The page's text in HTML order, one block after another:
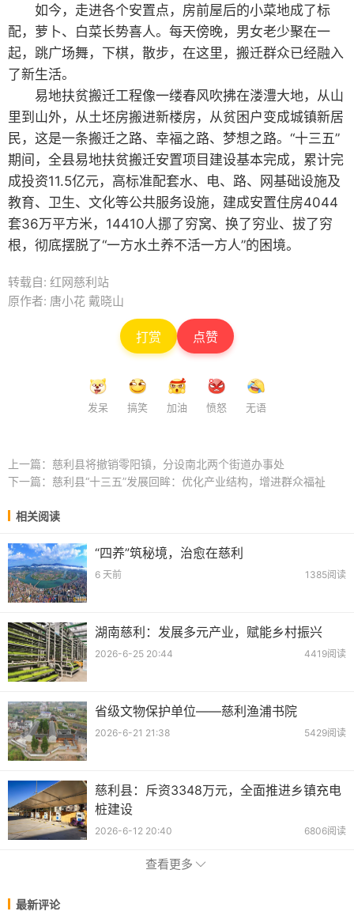
如今，走进各个安置点，房前屋后的小菜地成了标
配，萝卜、白菜长势喜人。每天傍晚，男女老少聚在一
起，跳广场舞，下棋，散步，在这里，搬迁群众已经融入
了新生活。
易地扶贫搬迁工程像一缕春风吹拂在溇澧大地，从山
里到山外，从土坯房搬进新楼房，从贫困户变成城镇新居
民，这是一条搬迁之路、幸福之路、梦想之路。“十三五”
期间，全县易地扶贫搬迁安置项目建设基本完成，累计完
成投资11.5亿元，高标准配套水、电、路、网基础设施及
教育、卫生、文化等公共服务设施，建成安置住房4044
套36万平方米，14410人挪了穷窝、换了穷业、拔了穷
根，彻底摆脱了“一方水土养不活一方人”的困境。
转载自: 红网慈利站
原作者: 唐小花 戴晓山
打赏 点赞
发呆 搞笑 加油 愤怒 无语
上一篇： 慈利县将撤销零阳镇，分设南北两个街道办事处
下一篇： 慈利县“十三五”发展回眸：优化产业结构，增进群众福祉
相关阅读
“四养”筑秘境，治愈在慈利
6 天前 1385阅读
湖南慈利：发展多元产业，赋能乡村振兴
2026-6-25 20:44 4419阅读
省级文物保护单位——慈利渔浦书院
2026-6-21 21:38 5429阅读
慈利县：斥资3348万元，全面推进乡镇充电
桩建设
2026-6-12 20:40 6806阅读
查看更多
最新评论